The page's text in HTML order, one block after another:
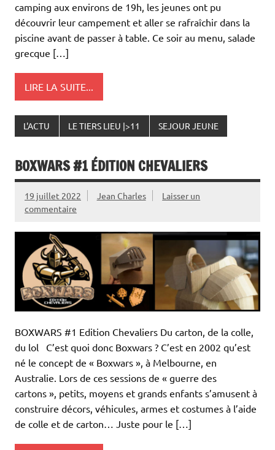
camping aux environs de 19h, les jeunes ont pu
découvrir leur campement et aller se rafraîchir dans la
piscine avant de passer à table. Ce soir au menu, salade
grecque […]
LIRE LA SUITE...
L'ACTU LE TIERS LIEU |>11 SEJOUR JEUNE
BOXWARS #1 ÉDITION CHEVALIERS
19 juillet 2022 Jean Charles
Laisser un
commentaire
BOXWARS #1 Edition Chevaliers Du carton, de la colle,
du lol C’est quoi donc Boxwars ? C’est en 2002 qu’est
né le concept de « Boxwars », à Melbourne, en
Australie. Lors de ces sessions de « guerre des
cartons », petits, moyens et grands enfants s’amusent à
construire décors, véhicules, armes et costumes à l’aide
de colle et de carton… Juste pour le […]